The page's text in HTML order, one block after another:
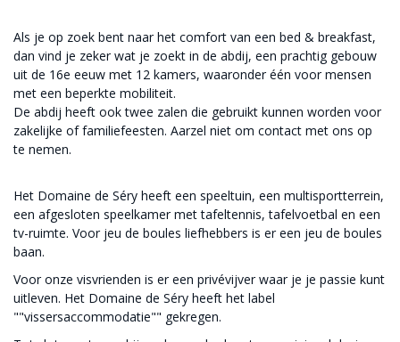
Als je op zoek bent naar het comfort van een bed & breakfast,
dan vind je zeker wat je zoekt in de abdij, een prachtig gebouw
uit de 16e eeuw met 12 kamers, waaronder één voor mensen
met een beperkte mobiliteit.
De abdij heeft ook twee zalen die gebruikt kunnen worden voor
zakelijke of familiefeesten. Aarzel niet om contact met ons op
te nemen.
Het Domaine de Séry heeft een speeltuin, een multisportterrein,
een afgesloten speelkamer met tafeltennis, tafelvoetbal en een
tv-ruimte. Voor jeu de boules liefhebbers is er een jeu de boules
baan.
Voor onze visvrienden is er een privévijver waar je je passie kunt
uitleven. Het Domaine de Séry heeft het label
""vissersaccommodatie"" gekregen.